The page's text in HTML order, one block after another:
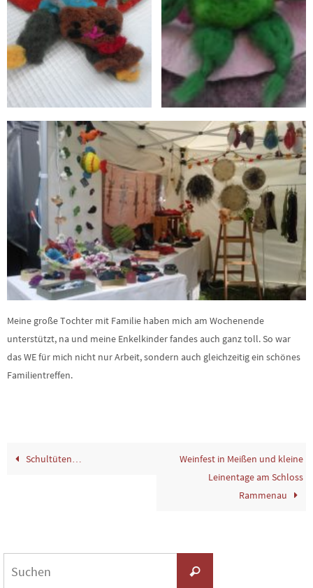
Meine große Tochter mit Familie haben mich am Wochenende
unterstützt, na und meine Enkelkinder fandes auch ganz toll. So war
das WE für mich nicht nur Arbeit, sondern auch gleichzeitig ein schönes
Familientreffen.
Schultüten…
Weinfest in Meißen und kleine
Leinentage am Schloss
Rammenau
Suchen